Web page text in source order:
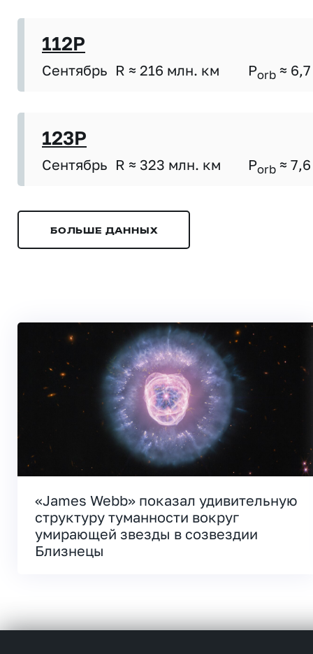
112P
Сентябрь R ≈ 216 млн. км Porb ≈ 6,7
123P
Сентябрь R ≈ 323 млн. км Porb ≈ 7,6
БОЛЬШЕ ДАННЫХ
«James Webb» показал удивительную
структуру туманности вокруг
умирающей звезды в созвездии
Близнецы